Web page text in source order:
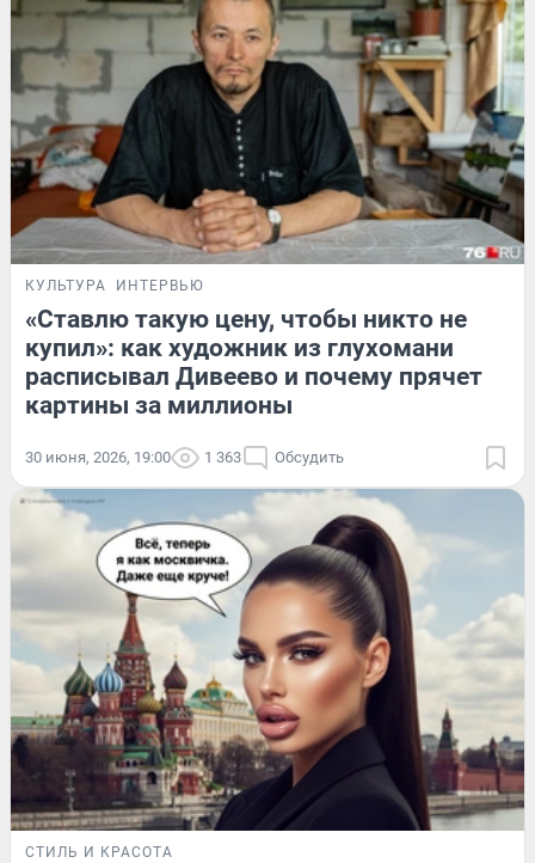
КУЛЬТУРА ИНТЕРВЬЮ
«Ставлю такую цену, чтобы никто не
купил»: как художник из глухомани
расписывал Дивеево и почему прячет
картины за миллионы
30 июня, 2026, 19:00 1 363 Обсудить
СТИЛЬ И КРАСОТА